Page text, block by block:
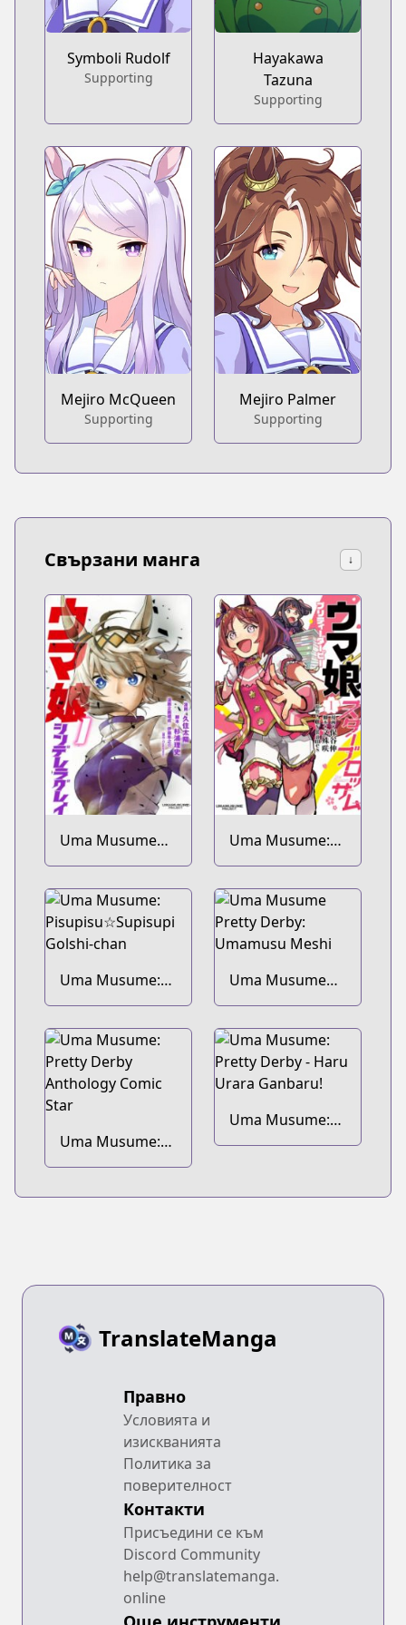
Symboli Rudolf
Supporting
Hayakawa
Tazuna
Supporting
Mejiro McQueen
Supporting
Mejiro Palmer
Supporting
Свързани манга ↓
Uma Musume
Cinderella Gray
Uma Musume:
Pretty Derby -
Star Blossom
Uma Musume:
Pisupisu☆Supisupi
Golshi-chan
Uma Musume
Pretty Derby:
Umamusu Meshi
Uma Musume:
Pretty Derby
Uma Musume:
Pretty Derby -
TranslateManga
Правно
Условията и
изискванията
Политика за
поверителност
Контакти
Присъедини се към
Discord Community
help@translatemanga.
online